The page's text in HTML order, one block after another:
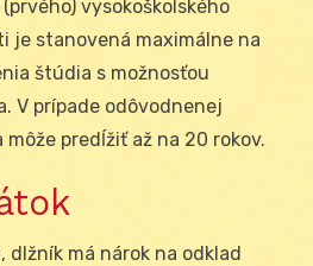
vysokoškolského
je stanovená maximálne na
štúdia s možnosťou
V prípade odôvodnenej
predĺžiť až na 20 rokov.
dlžník má nárok na odklad